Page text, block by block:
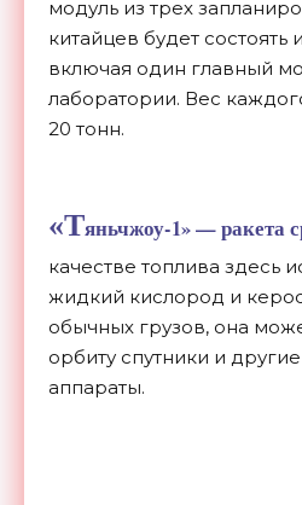
модуль из трех
китайцев будет состоять
включая один главный
лаборатории. Вес
20 тонн.
«Тяньчжоу-1» — ракета
качестве топлива здесь
жидкий кислород и
обычных грузов, она
орбиту спутники и
аппараты.